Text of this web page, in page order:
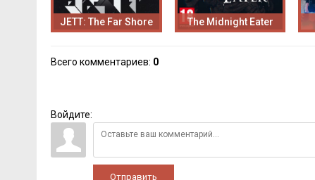
JETT: The Far Shore The Midnight Eater
Всего комментариев: 0
Войдите:
Отправить